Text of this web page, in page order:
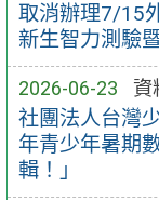
取消辦理7/15
新生智力測驗
2026-06-23 資
社團法人台灣
年青少年暑期
輯！」